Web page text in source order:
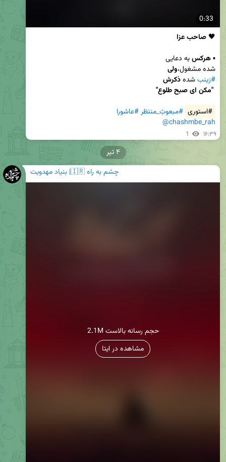
0:33
🖤 صاحب عزا
▪️ هرکس
شده مشغول،ولی
#زینب شده ذکرش
#استوری #مبعوثِ_منتظر#عاشورا
@chashmbe_rah
1 ۱۶:۳۹
چشم به راه 🇮🇷| بنیاد مهدویت
2.1M حجم رسانه بالاست
مشاهده در ایتا
۴ تیر